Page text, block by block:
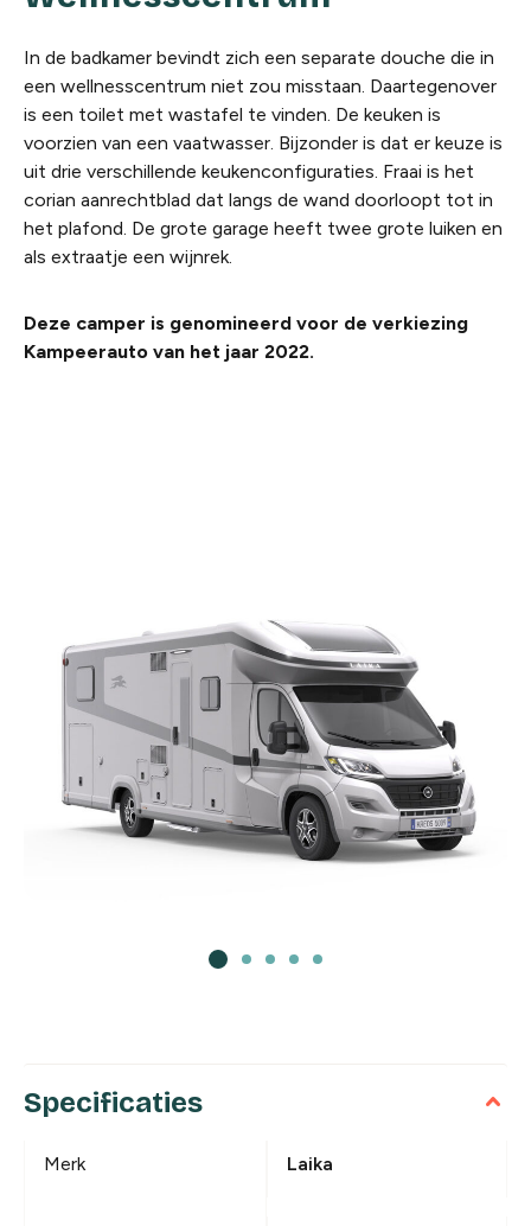
In de badkamer bevindt zich een separate douche die in
een wellnesscentrum niet zou misstaan. Daartegenover
is een toilet met wastafel te vinden. De keuken is
voorzien van een vaatwasser. Bijzonder is dat er keuze is
uit drie verschillende keukenconfiguraties. Fraai is het
corian aanrechtblad dat langs de wand doorloopt tot in
het plafond. De grote garage heeft twee grote luiken en
als extraatje een wijnrek.
Deze camper is genomineerd voor de verkiezing
Kampeerauto van het jaar 2022.
Specificaties
Merk Laika